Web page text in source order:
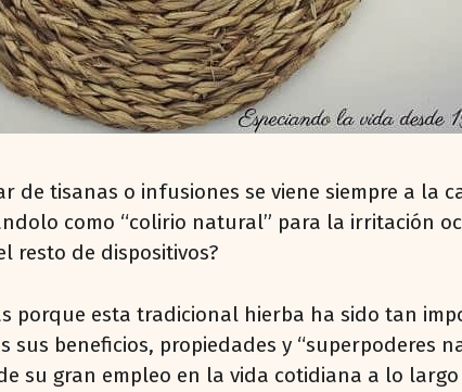
tisanas o infusiones se viene siempre a la
como “colirio natural” para la irritación
resto de dispositivos?
porque esta tradicional hierba ha sido tan
beneficios, propiedades y “superpoderes
su gran empleo en la vida cotidiana a lo